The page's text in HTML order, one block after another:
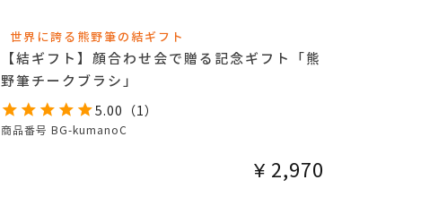
世界に誇る熊野筆の結ギフト
【結ギフト】顔合わせ会で贈る記念ギフト「熊
野筆チークブラシ」
5.00 （1）
商品番号 BG-kumanoC
¥ 2,970